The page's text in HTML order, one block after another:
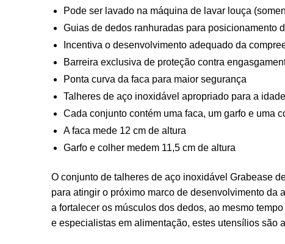
Pode ser lavado na máquina de lavar louça
Guias de dedos ranhuradas para posicionamento
Incentiva o desenvolvimento adequado da
Barreira exclusiva de proteção contra
Ponta curva da faca para maior segurança
Talheres de aço inoxidável apropriado para a
Cada conjunto contém uma faca, um garfo e uma
A faca mede 12 cm de altura
Garfo e colher medem 11,5 cm de altura
O conjunto de talheres de aço inoxidável Grabease
para atingir o próximo marco de desenvolvimento da
a fortalecer os músculos dos dedos, ao mesmo
e especialistas em alimentação, estes utensílios são